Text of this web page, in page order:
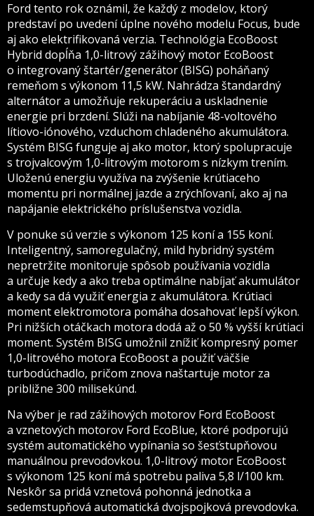
Ford tento rok oznámil, že každý z modelov, ktorý
predstaví po uvedení úplne nového modelu Focus, bude
aj ako elektrifikovaná verzia. Technológia EcoBoost
Hybrid dopĺňa 1,0-litrový zážihový motor EcoBoost
o integrovaný štartér/generátor (BISG) poháňaný
remeňom s výkonom 11,5 kW. Nahrádza štandardný
alternátor a umožňuje rekuperáciu a uskladnenie
energie pri brzdení. Slúži na nabíjanie 48-voltového
lítiovo-iónového, vzduchom chladeného akumulátora.
Systém BISG funguje aj ako motor, ktorý spolupracuje
s trojvalcovým 1,0-litrovým motorom s nízkym trením.
Uloženú energiu využíva na zvýšenie krútiaceho
momentu pri normálnej jazde a zrýchľovaní, ako aj na
napájanie elektrického príslušenstva vozidla.
V ponuke sú verzie s výkonom 125 koní a 155 koní.
Inteligentný, samoregulačný, mild hybridný systém
nepretržite monitoruje spôsob používania vozidla
a určuje kedy a ako treba optimálne nabíjať akumulátor
a kedy sa dá využiť energia z akumulátora. Krútiaci
moment elektromotora pomáha dosahovať lepší výkon.
Pri nižších otáčkach motora dodá až o 50 % vyšší krútiaci
moment. Systém BISG umožnil znížiť kompresný pomer
1,0-litrového motora EcoBoost a použiť väčšie
turbodúchadlo, pričom znova naštartuje motor za
približne 300 milisekúnd.
Na výber je rad zážihových motorov Ford EcoBoost
a vznetových motorov Ford EcoBlue, ktoré podporujú
systém automatického vypínania so šesťstupňovou
manuálnou prevodovkou. 1,0-litrový motor EcoBoost
s výkonom 125 koní má spotrebu paliva 5,8 l/100 km.
Neskôr sa pridá vznetová pohonná jednotka a
sedemstupňová automatická dvojspojková prevodovka.